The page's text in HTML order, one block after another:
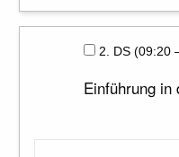
2. DS
Einführung